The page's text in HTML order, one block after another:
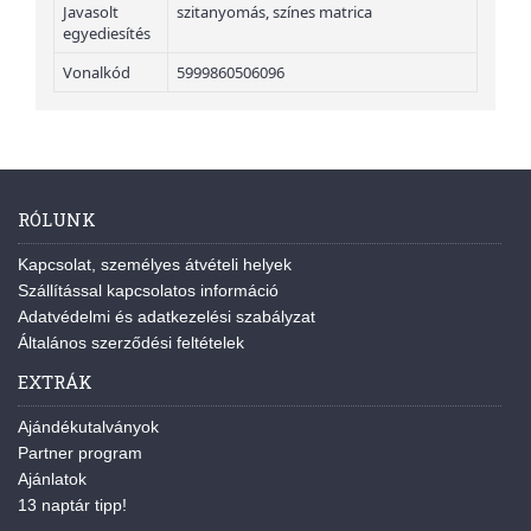
Javasolt
egyediesítés
szitanyomás, színes matrica
Vonalkód 5999860506096
RÓLUNK
Kapcsolat, személyes átvételi helyek
Szállítással kapcsolatos információ
Adatvédelmi és adatkezelési szabályzat
Általános szerződési feltételek
EXTRÁK
Ajándékutalványok
Partner program
Ajánlatok
13 naptár tipp!